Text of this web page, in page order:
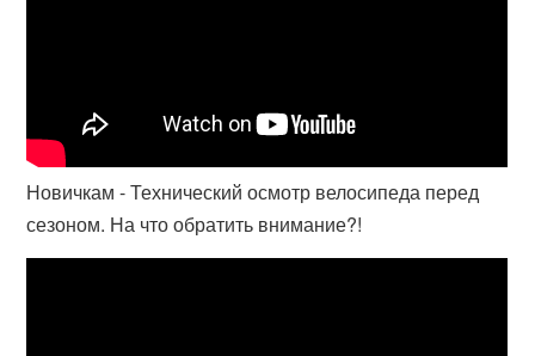
Новичкам - Технический осмотр велосипеда перед
сезоном. На что обратить внимание?!